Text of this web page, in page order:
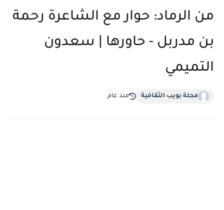
من الرماد: حوار مع الشاعرة رحمة
بن مدربل - حاورها | سعدون
التميمي
مجلة بويب الثقافية منذ عام